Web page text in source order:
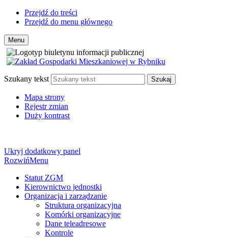
Przejdź do treści
Przejdź do menu głównego
Menu
Szukany tekst Szukaj
Mapa strony
Rejestr zmian
Duży kontrast
Ukryj dodatkowy panel
RozwińMenu
Statut ZGM
Kierownictwo jednostki
Organizacja i zarządzanie
Struktura organizacyjna
Komórki organizacyjne
Dane teleadresowe
Kontrole